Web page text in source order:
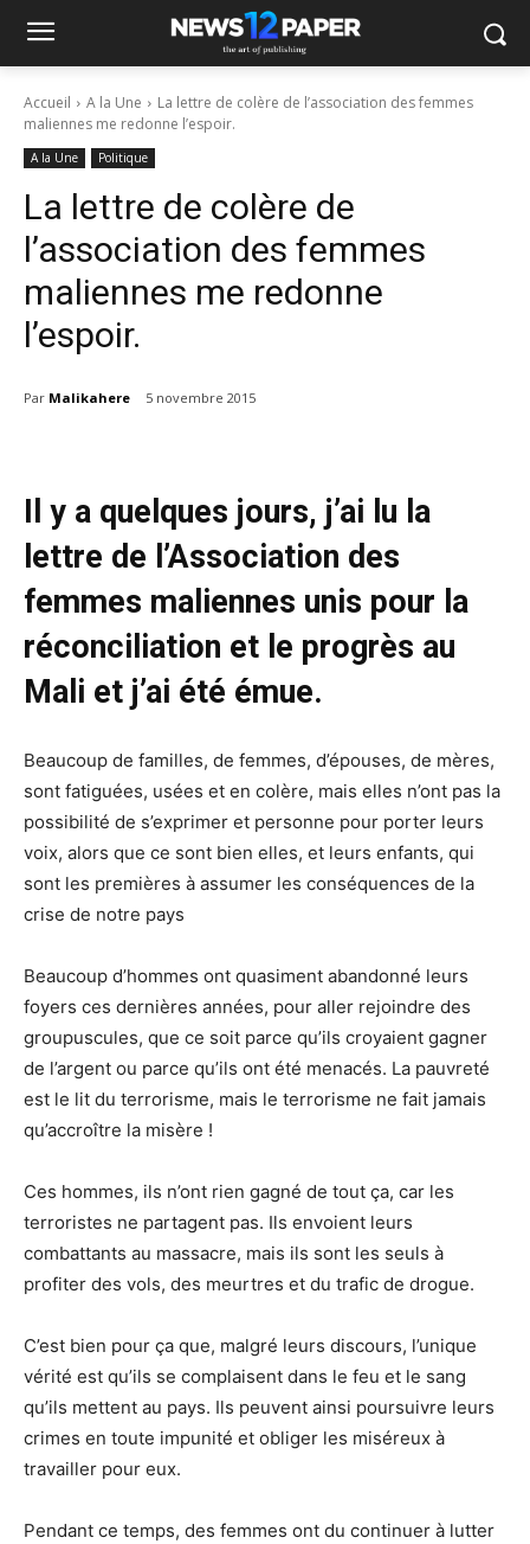
Accueil A la Une
La lettre de colère de l’association des femmes
maliennes me redonne l’espoir.
A la Une Politique
La lettre de colère de
l’association des femmes
maliennes me redonne
l’espoir.
Par Malikahere 5 novembre 2015
Il y a quelques jours, j’ai lu la
lettre de l’Association des
femmes maliennes unis pour la
réconciliation et le progrès au
Mali et j’ai été émue.
Beaucoup de familles, de femmes, d’épouses, de mères,
sont fatiguées, usées et en colère, mais elles n’ont pas la
possibilité de s’exprimer et personne pour porter leurs
voix, alors que ce sont bien elles, et leurs enfants, qui
sont les premières à assumer les conséquences de la
crise de notre pays
Beaucoup d’hommes ont quasiment abandonné leurs
foyers ces dernières années, pour aller rejoindre des
groupuscules, que ce soit parce qu’ils croyaient gagner
de l’argent ou parce qu’ils ont été menacés. La pauvreté
est le lit du terrorisme, mais le terrorisme ne fait jamais
qu’accroître la misère !
Ces hommes, ils n’ont rien gagné de tout ça, car les
terroristes ne partagent pas. Ils envoient leurs
combattants au massacre, mais ils sont les seuls à
profiter des vols, des meurtres et du trafic de drogue.
C’est bien pour ça que, malgré leurs discours, l’unique
vérité est qu’ils se complaisent dans le feu et le sang
qu’ils mettent au pays. Ils peuvent ainsi poursuivre leurs
crimes en toute impunité et obliger les miséreux à
travailler pour eux.
Pendant ce temps, des femmes ont du continuer à lutter